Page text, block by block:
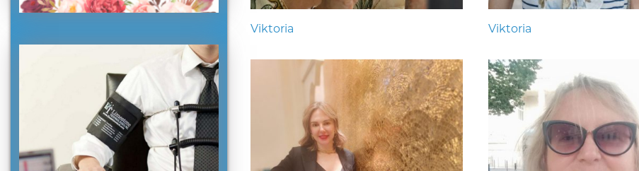
Viktoria Viktoria